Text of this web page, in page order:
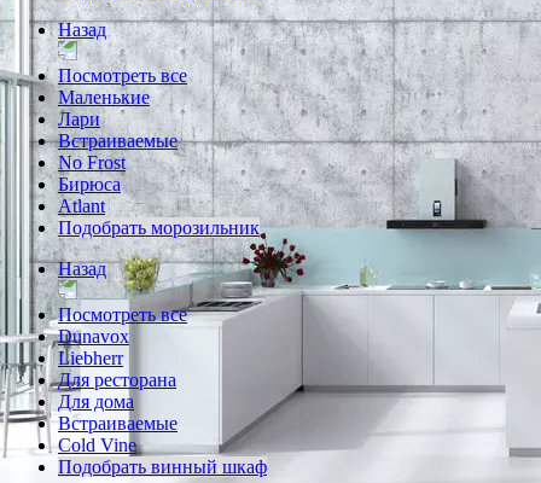
Назад
Посмотреть все
Маленькие
Лари
Встраиваемые
No Frost
Бирюса
Atlant
Подобрать морозильник
Назад
Посмотреть все
Dunavox
Liebherr
Для ресторана
Для дома
Встраиваемые
Cold Vine
Подобрать винный шкаф